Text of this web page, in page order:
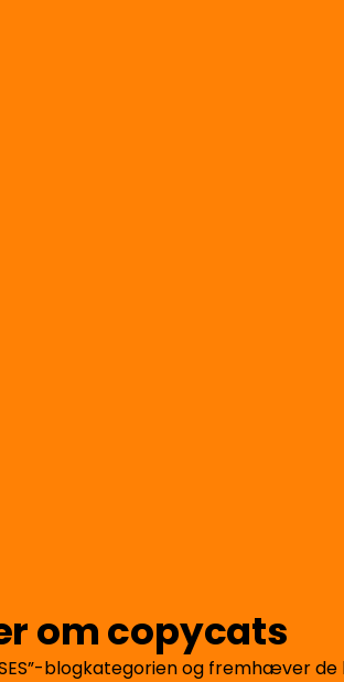
om copycats
blogkategorien og fremhæver